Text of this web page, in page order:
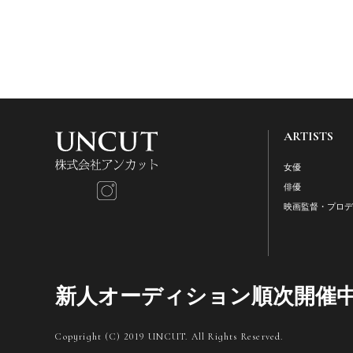
ARTISTS
女優
俳優
映画監督・プロ
新人オーディション順次開催
Copyright (C) 2019 UNCUT. All Rights Reserved.